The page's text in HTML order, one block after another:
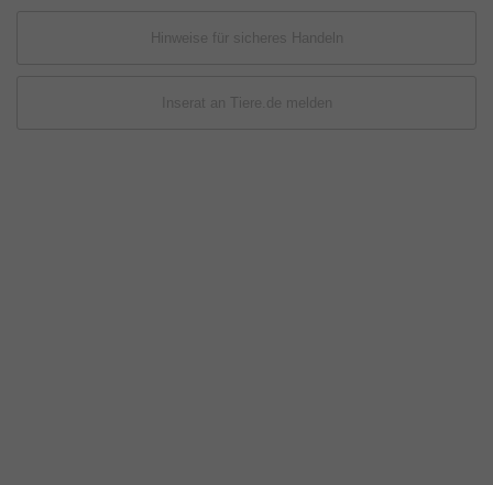
Hinweise für sicheres Handeln
Inserat an Tiere.de melden